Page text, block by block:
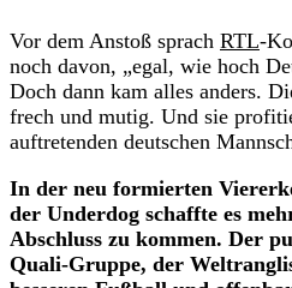
Vor dem Anstoß sprach RTL-
noch davon, „egal, wie hoch
Doch dann kam alles anders.
frech und mutig. Und sie
auftretenden deutschen
In der neu formierten
der Underdog schaffte es
Abschluss zu kommen. Der
Quali-Gruppe, der